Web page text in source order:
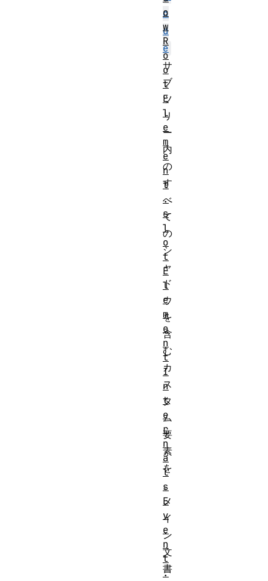
o
d
e
サ
ブ
ツ
リ
ー
内
の
す
べ
て
の
シ
ャ
ド
ウ
を
含
む
カ
ス
タ
ム
要
素
を
、
メ
イ
ン
文
書
o
w
R
o
o
t
E
l
e
m
e
n
t
.
s
l
o
t
E
l
e
m
e
n
t
I
n
t
e
r
n
a
l
s
E
v
e
n
t
.